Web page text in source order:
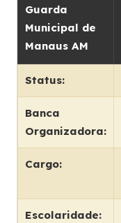
Guarda
Municipal de
Manaus AM
Status:
Banca
Organizadora:
Cargo:
Escolaridade: